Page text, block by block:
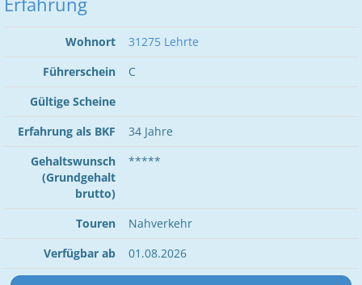
Wohnort
31275 Lehrte
Führerschein
C
Gültige Scheine
Erfahrung als BKF
34 Jahre
Gehaltswunsch
(Grundgehalt
brutto)
*****
Touren
Nahverkehr
Verfügbar ab
01.08.2026